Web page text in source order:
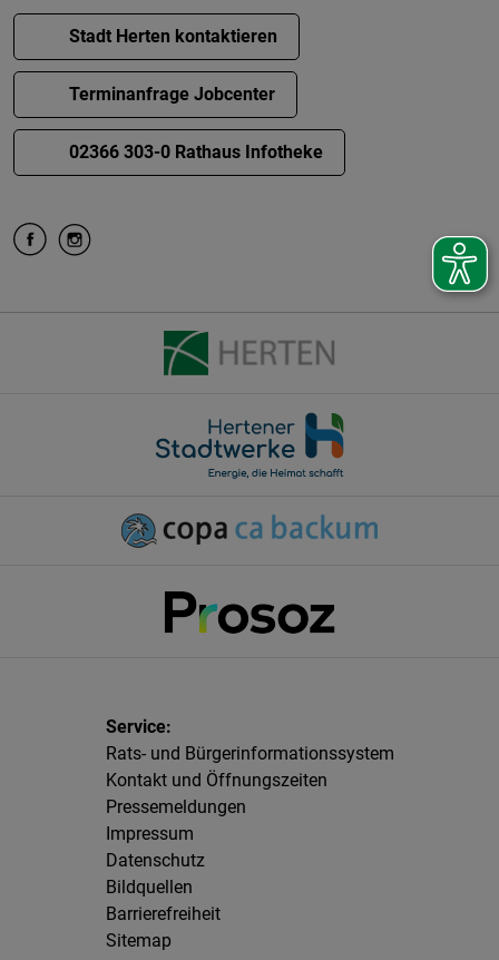
Stadt Herten kontaktieren
Terminanfrage Jobcenter
02366 303-0 Rathaus Infotheke
Rats- und Bürgerinformationssystem
Kontakt und Öffnungszeiten
Pressemeldungen
Impressum
Datenschutz
Bildquellen
Barrierefreiheit
Sitemap